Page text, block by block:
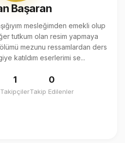
Başaran
mesleğimden emekli olup
tutkum olan resim yapmaya
mezunu ressamlardan ders
katıldım eserlerimi se...
1
Takipçiler
0
Takip Edilenler